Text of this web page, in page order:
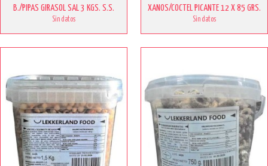
B./PIPAS GIRASOL SAL 3 KGS. S.S.
Sin datos
XANOS/COCTEL PICANTE 12 X 85 GRS.
Sin datos